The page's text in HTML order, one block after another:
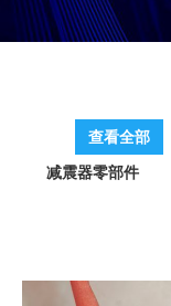
查看全部
减震器零部件